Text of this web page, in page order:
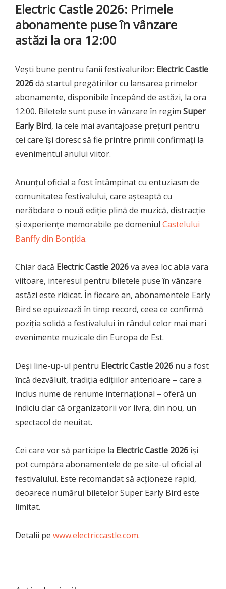
Electric Castle 2026: Primele
abonamente puse în vânzare
astăzi la ora 12:00
Vești bune pentru fanii festivalurilor: Electric Castle
2026dă startul pregătirilor cu lansarea primelor
abonamente, disponibile începând de astăzi, la ora
12:00. Biletele sunt puse în vânzare în regim Super
Early Bird, la cele mai avantajoase prețuri pentru
cei care își doresc să fie printre primii confirmați la
evenimentul anului viitor.
Anunțul oficial a fost întâmpinat cu entuziasm de
comunitatea festivalului, care așteaptă cu
nerăbdare o nouă ediție plină de muzică, distracție
și experiențe memorabile pe domeniul Castelului
Banffy din Bonțida.
Chiar dacă Electric Castle 2026va avea loc abia vara
viitoare, interesul pentru biletele puse în vânzare
astăzi este ridicat. În fiecare an, abonamentele Early
Bird se epuizează în timp record, ceea ce confirmă
poziția solidă a festivalului în rândul celor mai mari
evenimente muzicale din Europa de Est.
Deși line-up-ul pentru Electric Castle 2026 nu a fost
încă dezvăluit, tradiția edițiilor anterioare – care a
inclus nume de renume internațional – oferă un
indiciu clar că organizatorii vor livra, din nou, un
spectacol de neuitat.
Cei care vor să participe la Electric Castle 2026își
pot cumpăra abonamentele de pe site-ul oficial al
festivalului. Este recomandat să acționeze rapid,
deoarece numărul biletelor Super Early Bird este
limitat.
Detalii pe www.electriccastle.com.